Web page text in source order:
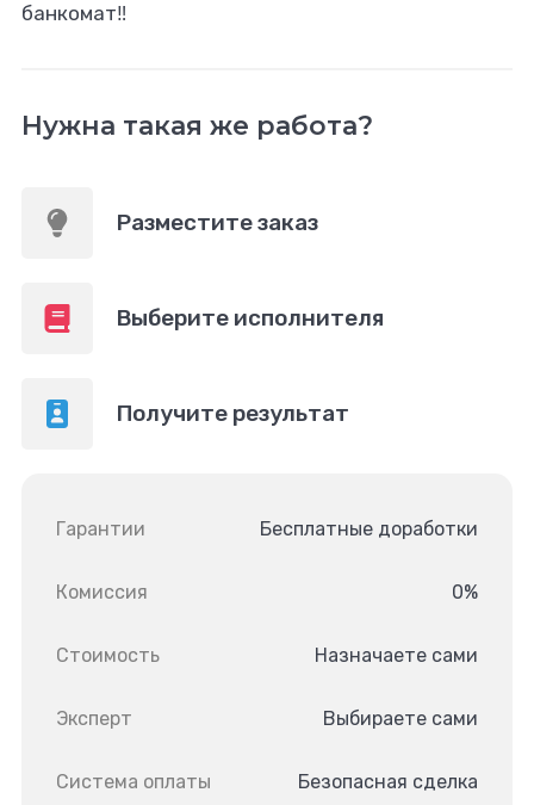
банкомат‼️
Нужна такая же работа?
Разместите заказ
Выберите исполнителя
Получите результат
Гарантии Бесплатные доработки
Комиссия 0%
Стоимость Назначаете сами
Эксперт Выбираете сами
Система оплаты Безопасная сделка